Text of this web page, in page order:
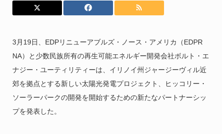
3月19日、EDPリニューアブルズ・ノース・アメリカ（EDPR
NA）と少数民族所有の再生可能エネルギー開発会社ボルト・エ
ナジー・ユーティリティーは、イリノイ州ジャージーヴィル近
郊を拠点とする新しい太陽光発電プロジェクト、ヒッコリー・
ソーラーパークの開発を開始するための新たなパートナーシッ
プを発表した。